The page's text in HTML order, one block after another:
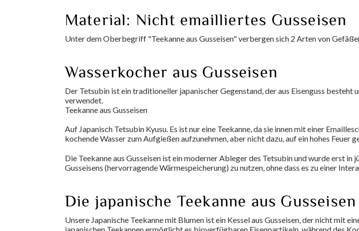
Material: Nicht emailliertes Gusseisen
Unter dem Oberbegriff "Teekanne aus Gusseisen" verbergen sich 2 Arten von
Wasserkocher aus Gusseisen
Der Tetsubin ist ein traditioneller japanischer Gegenstand, der aus Eisenguss besteht
verwendet.
Teekanne aus Gusseisen
Auf Japanisch Tetsubin Kyusu. Es ist nur eine Teekanne, da sie innen mit einer
kochende Wasser zum Aufgießen aufzunehmen, aber nicht dazu, auf ein hohes Feuer
Die Teekanne aus Gusseisen ist ein moderner Ableger des Tetsubin und wurde erst
Gusseisens (hervorragende Wärmespeicherung) zu nutzen, ohne dass es zu einer
Die japanische Teekanne aus
Unsere Japanische Teekanne mit Blumen ist ein Kessel aus Gusseisen, der nicht mit